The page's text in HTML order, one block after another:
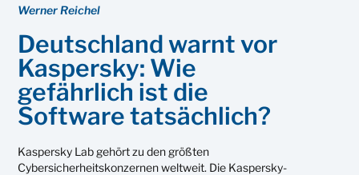
Werner Reichel
Deutschland warnt vor
Kaspersky: Wie
gefährlich ist die
Software tatsächlich?
Kaspersky Lab gehört zu den größten
Cybersicherheitskonzernen weltweit. Die Kaspersky-